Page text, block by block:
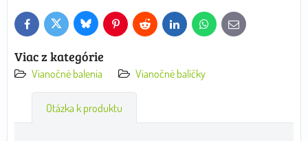
FacebookTwitter Bluesky PinterestReddit LinkedInWhatsApp
E-
mail
Viac z kategórie
Vianočné balenia Vianočné balíčky
Otázka k produktu